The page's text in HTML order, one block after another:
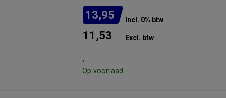
13,95 Incl. 0% btw
11,53 Excl. btw
.
Op voorraad